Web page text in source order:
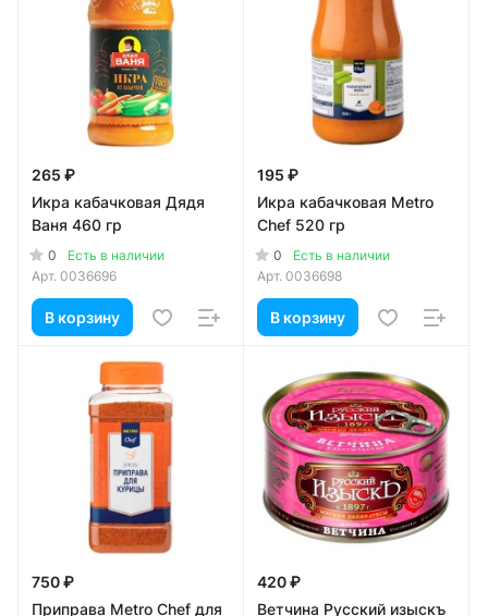
265 ₽
Икра кабачковая Дядя
Ваня 460 гр
0
Есть в наличии
Арт. 0036696
В корзину
195 ₽
Икра кабачковая Metro
Chef 520 гр
0
Есть в наличии
Арт. 0036698
В корзину
750 ₽
Приправа Metro Chef для
420 ₽
Ветчина Русский изыскъ